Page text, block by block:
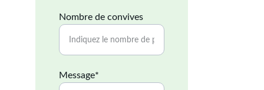
Nombre de convives
Message*